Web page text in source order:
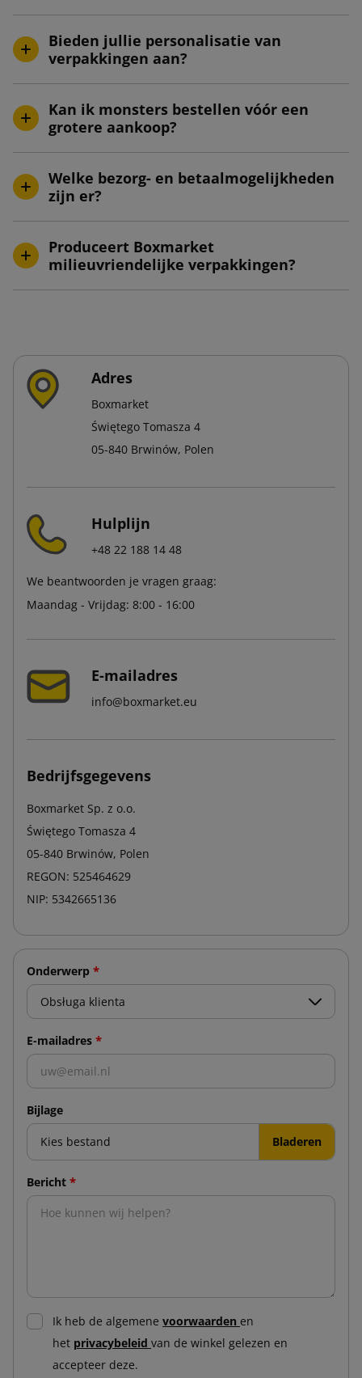
Bieden jullie personalisatie van
verpakkingen aan?
Kan ik monsters bestellen vóór een
grotere aankoop?
Welke bezorg- en betaalmogelijkheden
zijn er?
Produceert Boxmarket
milieuvriendelijke verpakkingen?
Adres
Boxmarket
Świętego Tomasza 4
05-840 Brwinów, Polen
Hulplijn
+48 22 188 14 48
We beantwoorden je vragen graag:
Maandag - Vrijdag: 8:00 - 16:00
E-mailadres
info@boxmarket.eu
Bedrijfsgegevens
Boxmarket Sp. z o.o.
Świętego Tomasza 4
05-840 Brwinów, Polen
REGON: 525464629
NIP: 5342665136
Onderwerp *
E-mailadres *
Bijlage
Kies bestand
Bericht *
Ik heb de algemene voorwaarden en
het privacybeleid van de winkel gelezen en
accepteer deze.